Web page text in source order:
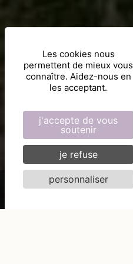
Les cookies nous
permettent de mieux vous
connaître. Aidez-nous en
les acceptant.
j'accepte de vous
soutenir
je refuse
personnaliser